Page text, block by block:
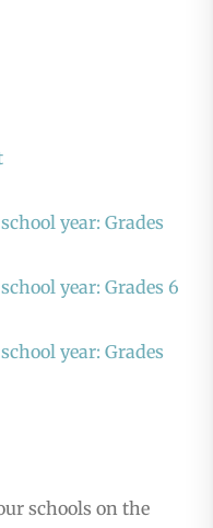
year: Grades
year: Grades 6
year: Grades
schools on the